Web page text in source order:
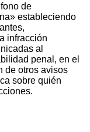
de
estableciendo
infracción
al
penal, en el
de otros avisos
sobre quién